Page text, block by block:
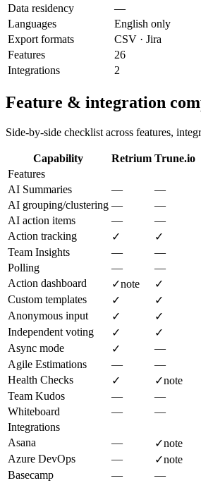
Data residency
—
Languages
English only
Export formats
CSV · Jira
Features
26
Integrations
2
Feature & integration
Side-by-side checklist across features,
Capability Retrium Trune.io
Features
AI Summaries
—
—
AI grouping/clustering —
—
AI action items
—
—
Action tracking
✓
✓
Team Insights
—
—
Polling
—
—
Action dashboard
✓note
✓
Custom templates
✓
✓
Anonymous input
✓
✓
Independent voting
✓
✓
Async mode
✓
—
Agile Estimations
—
—
Health Checks
✓ ✓note
Team Kudos
—
—
Whiteboard
—
—
Integrations
Asana
— ✓note
Azure DevOps
— ✓note
Basecamp
—
—